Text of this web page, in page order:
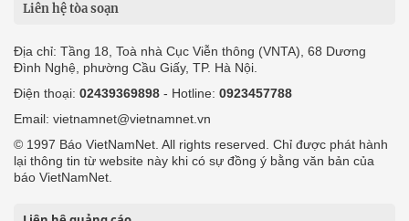
Liên hệ tòa soạn
Địa chỉ: Tầng 18, Toà nhà Cục Viễn thông (VNTA), 68 Dương
Đình Nghệ, phường Cầu Giấy, TP. Hà Nội.
Điện thoại: 02439369898 - Hotline: 0923457788
Email: vietnamnet@vietnamnet.vn
© 1997 Báo VietNamNet. All rights reserved. Chỉ được phát hành
lại thông tin từ website này khi có sự đồng ý bằng văn bản của
báo VietNamNet.